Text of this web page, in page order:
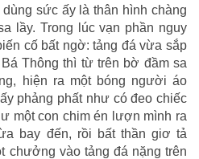
sức ấy là thân hình chàng
lầy. Trong lúc vạn phần nguy
cố bất ngờ: tảng đá vừa sắp
Thông thì từ trên bờ đầm sa
hiện ra một bóng người áo
phảng phất như có đeo chiếc
một con chim én lượn mình ra
bay đến, rồi bất thần giơ tả
chưởng vào tảng đá nặng trên